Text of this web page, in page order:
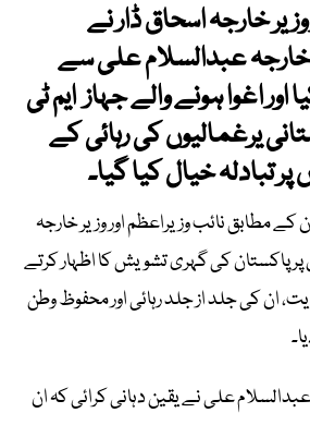
خارجہ اسحاق ڈار نے
عبدالسلام علی سے
اور اغوا ہونے والے جہاز ایم ٹی
پاکستانی یرغمالیوں کی رہائی کے
تبادلہ خیال کیا گیا۔
مطابق نائب وزیراعظم اور وزیر خارجہ
پاکستان کی گہری تشویش کا اظہار کرتے
ان کی جلد از جلد رہائی اور محفوظ وطن
علی نے یقین دہانی کرائی کہ ان